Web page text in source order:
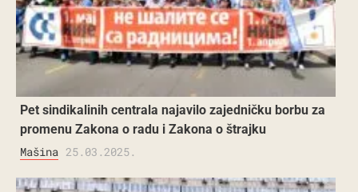
Pet sindikalinih centrala najavilo zajedničku borbu za
promenu Zakona o radu i Zakona o štrajku
Mašina 25.03.2025.